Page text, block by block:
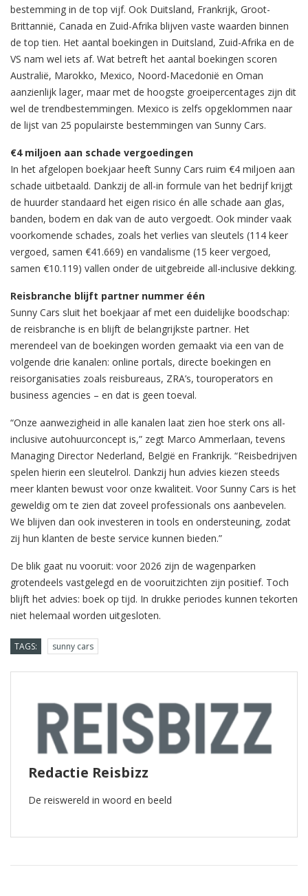
bestemming in de top vijf. Ook Duitsland, Frankrijk, Groot-
Brittannië, Canada en Zuid-Afrika blijven vaste waarden binnen
de top tien. Het aantal boekingen in Duitsland, Zuid-Afrika en de
VS nam wel iets af. Wat betreft het aantal boekingen scoren
Australië, Marokko, Mexico, Noord-Macedonië en Oman
aanzienlijk lager, maar met de hoogste groeipercentages zijn dit
wel de trendbestemmingen. Mexico is zelfs opgeklommen naar
de lijst van 25 populairste bestemmingen van Sunny Cars.
€4 miljoen aan schade vergoedingen
In het afgelopen boekjaar heeft Sunny Cars ruim €4 miljoen aan
schade uitbetaald. Dankzij de all-in formule van het bedrijf krijgt
de huurder standaard het eigen risico én alle schade aan glas,
banden, bodem en dak van de auto vergoedt. Ook minder vaak
voorkomende schades, zoals het verlies van sleutels (114 keer
vergoed, samen €41.669) en vandalisme (15 keer vergoed,
samen €10.119) vallen onder de uitgebreide all-inclusive dekking.
Reisbranche blijft partner nummer één
Sunny Cars sluit het boekjaar af met een duidelijke boodschap:
de reisbranche is en blijft de belangrijkste partner. Het
merendeel van de boekingen worden gemaakt via een van de
volgende drie kanalen: online portals, directe boekingen en
reisorganisaties zoals reisbureaus, ZRA’s, touroperators en
business agencies – en dat is geen toeval.
“Onze aanwezigheid in alle kanalen laat zien hoe sterk ons all-
inclusive autohuurconcept is,” zegt Marco Ammerlaan, tevens
Managing Director Nederland, België en Frankrijk. “Reisbedrijven
spelen hierin een sleutelrol. Dankzij hun advies kiezen steeds
meer klanten bewust voor onze kwaliteit. Voor Sunny Cars is het
geweldig om te zien dat zoveel professionals ons aanbevelen.
We blijven dan ook investeren in tools en ondersteuning, zodat
zij hun klanten de beste service kunnen bieden.”
De blik gaat nu vooruit: voor 2026 zijn de wagenparken
grotendeels vastgelegd en de vooruitzichten zijn positief. Toch
blijft het advies: boek op tijd. In drukke periodes kunnen tekorten
niet helemaal worden uitgesloten.
TAGS: sunny cars
Redactie Reisbizz
De reiswereld in woord en beeld